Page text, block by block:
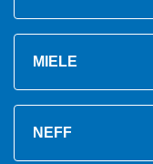
MIELE
NEFF